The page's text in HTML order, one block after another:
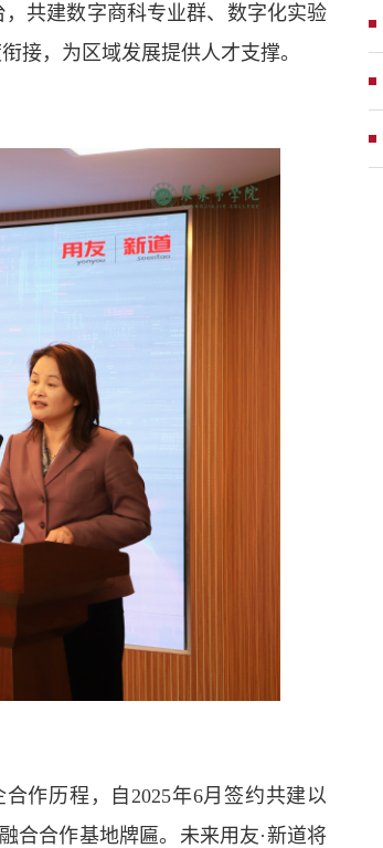
共建数字商科专业群、数字化实验
接，为区域发展提供人才支撑。
作历程，自2025年6月签约共建以
合合作基地牌匾。未来用友·新道将